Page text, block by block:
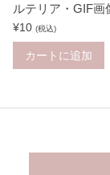
ルテリア・GIF画
¥10 (税込)
カートに追加